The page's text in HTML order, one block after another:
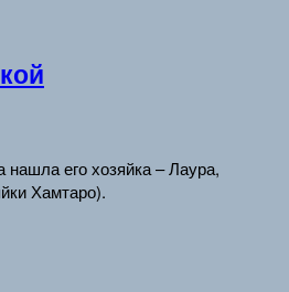
его хозяйка – Лаура,
Хамтаро).